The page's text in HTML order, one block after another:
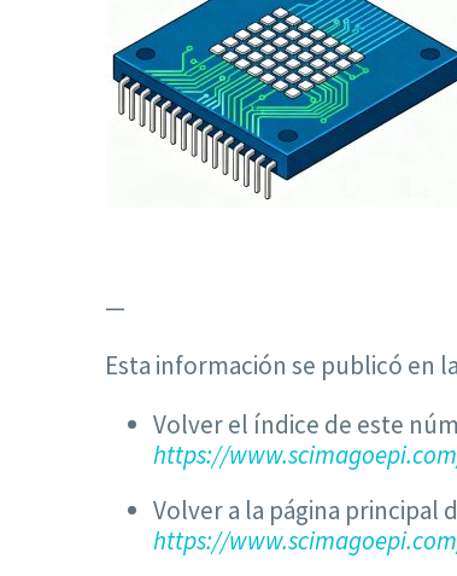
—
Esta información se publicó en
Volver el índice de este
https://
Volver a la página principal
https://